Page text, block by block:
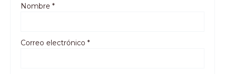
Nombre *
Correo electrónico *